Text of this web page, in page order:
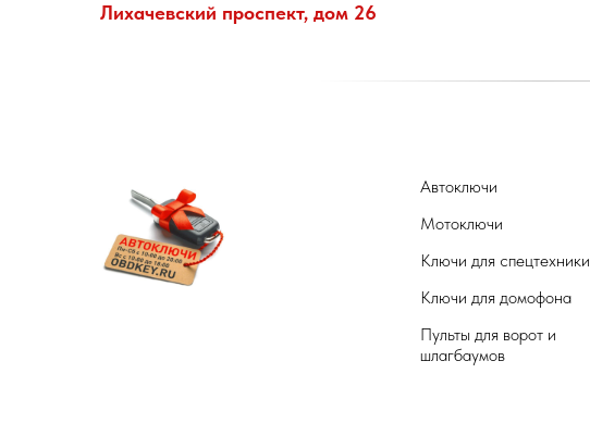
Лихачевский проспект, дом 26
Автоключи
Мотоключи
Ключи для спецтехники
Ключи для домофона
Пульты для ворот и
шлагбаумов